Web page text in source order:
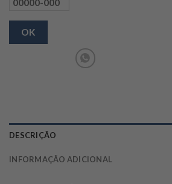
OK
DESCRIÇÃO
INFORMAÇÃO ADICIONAL